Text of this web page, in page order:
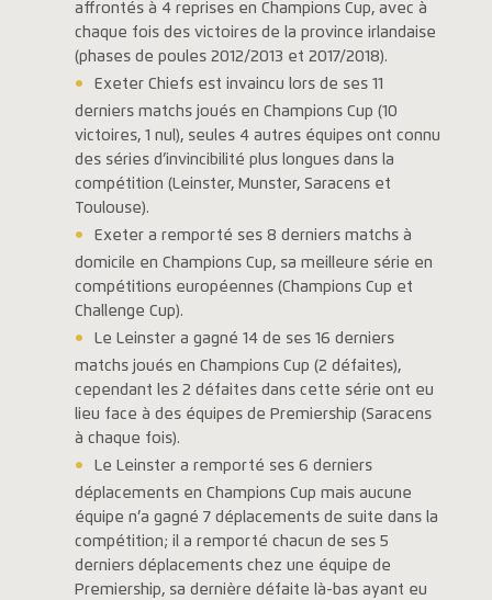
affrontés à 4 reprises en Champions Cup, avec à
chaque fois des victoires de la province irlandaise
(phases de poules 2012/2013 et 2017/2018).
Exeter Chiefs est invaincu lors de ses 11
derniers matchs joués en Champions Cup (10
victoires, 1 nul), seules 4 autres équipes ont connu
des séries d’invincibilité plus longues dans la
compétition (Leinster, Munster, Saracens et
Toulouse).
Exeter a remporté ses 8 derniers matchs à
domicile en Champions Cup, sa meilleure série en
compétitions européennes (Champions Cup et
Challenge Cup).
Le Leinster a gagné 14 de ses 16 derniers
matchs joués en Champions Cup (2 défaites),
cependant les 2 défaites dans cette série ont eu
lieu face à des équipes de Premiership (Saracens
à chaque fois).
Le Leinster a remporté ses 6 derniers
déplacements en Champions Cup mais aucune
équipe n’a gagné 7 déplacements de suite dans la
compétition; il a remporté chacun de ses 5
derniers déplacements chez une équipe de
Premiership, sa dernière défaite là-bas ayant eu